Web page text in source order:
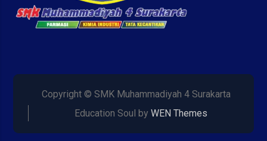
Copyright © SMK Muhammadiyah 4 Surakarta
Education Soul byWEN Themes